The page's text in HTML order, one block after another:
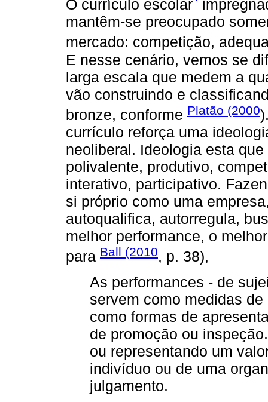
O currículo escolar
mantêm-se preocupado
mercado: competição,
E nesse cenário, vemos se
larga escala que medem a
vão construindo e
bronze, conforme Platão (2000
currículo reforça uma
neoliberal. Ideologia esta
polivalente, produtivo,
interativo, participativo.
si próprio como uma
autoqualifica, autorregula,
melhor performance, o
para Ball (2010, p. 38),
As performances - de
servem como medidas
como formas de
de promoção ou
ou representando um
indivíduo ou de uma
julgamento.